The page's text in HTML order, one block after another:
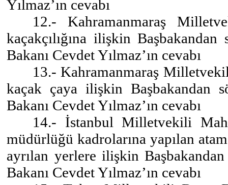
Yılmaz’ın cevabı
12.- Kahramanmaraş
kaçakçılığına ilişkin
Bakanı Cevdet Yılmaz’ın cevabı
13.- Kahramanmaraş
kaçak çaya ilişkin Başbakandan
Bakanı Cevdet Yılmaz’ın cevabı
14.- İstanbul Milletvekili
müdürlüğü kadrolarına yapılan
ayrılan yerlere ilişkin
Bakanı Cevdet Yılmaz’ın cevabı